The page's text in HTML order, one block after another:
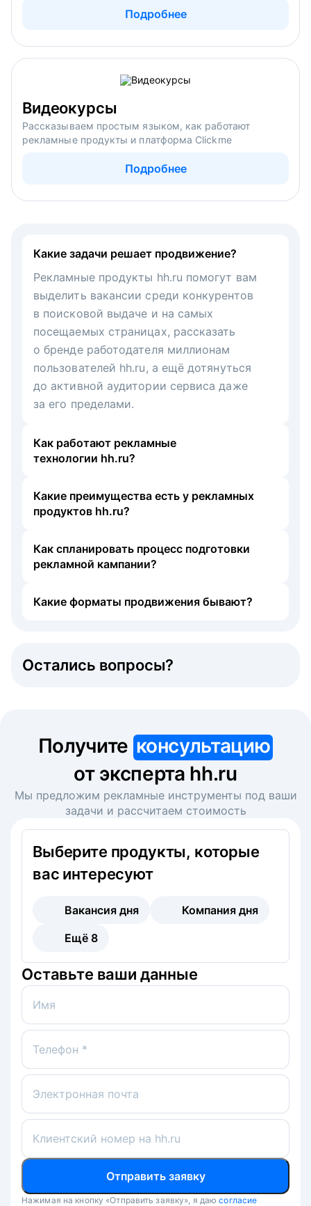
Подробнее
Видеокурсы
Рассказываем простым языком, как работают
рекламные продукты и платформа Clickme
Подробнее
Какие задачи решает продвижение?
Рекламные продукты hh.ru помогут вам
выделить вакансии среди конкурентов
в поисковой выдаче и на самых
посещаемых страницах, рассказать
о бренде работодателя миллионам
пользователей hh.ru, а ещё дотянуться
до активной аудитории сервиса даже
за его пределами.
Как работают рекламные
технологии hh.ru?
Какие преимущества есть у рекламных
продуктов hh.ru?
Как спланировать процесс подготовки
рекламной кампании?
Какие форматы продвижения бывают?
Остались вопросы?
Получите консультацию
от эксперта hh.ru
Мы предложим рекламные инструменты под ваши
задачи и рассчитаем стоимость
Выберите продукты, которые
вас интересуют
Вакансия дня
Компания дня
Ещё 8
Оставьте ваши данные
Имя
Телефон *
Электронная почта
Клиентский номер на hh.ru
Отправить заявку
Нажимая на кнопку «Отправить заявку», я даю согласие